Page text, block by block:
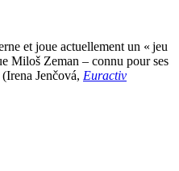
et joue actuellement un « jeu
Miloš Zeman – connu pour ses
(Irena Jenčová, Euractiv